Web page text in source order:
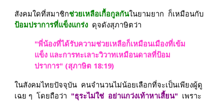
สังคมใดที่สมาชิกช่วยเหลือเกื้อกูลกันในยามยาก  ก็เหมือนกับ
ป้อมปราการที่แข็งแกร่ง
  ดุจดังสุภาษิตว่า
"พี่น้องที่ได้รับความช่วยเหลือก็เหมือนเมืองที่เข้ม
แข็ง และการทะเลาะวิวาทเหมือนดาลที่ป้อม
ปราการ" (สุภาษิต 18:19)
ในสังคมไทยปัจจุบัน  คนจำนวนไม่น้อยเลือกที่จะเป็นเพียงผู้ดู
เฉย ๆ  โดยถือว่า "ธุระไม่ใช่  อย่าแกว่งเท้าหาเสี้ยน" เพราะ